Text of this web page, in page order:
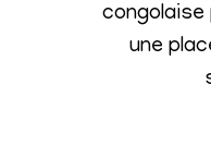
congolaise
une